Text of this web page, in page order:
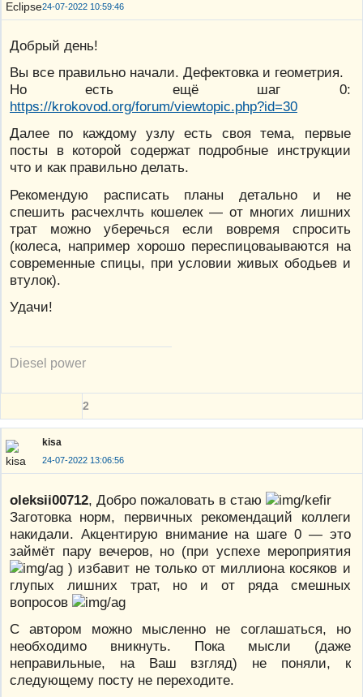
24-07-2022 10:59:46
Добрый день!
Вы все правильно начали. Дефектовка и геометрия.
Но есть ещё шаг 0:
https://krokovod.org/forum/viewtopic.php?id=30
Далее по каждому узлу есть своя тема, первые
посты в которой содержат подробные инструкции
что и как правильно делать.
Рекомендую расписать планы детально и не
спешить расчехлчть кошелек — от многих лишних
трат можно уберечься если вовремя спросить
(колеса, например хорошо переспицоваываются на
современные спицы, при условии живых ободьев и
втулок).
Удачи!
Diesel power
2
kisa
24-07-2022 13:06:56
oleksii00712, Добро пожаловать в стаю
Заготовка норм, первичных рекомендаций коллеги
накидали. Акцентирую внимание на шаге 0 — это
займёт пару вечеров, но (при успехе мероприятия
) избавит не только от миллиона косяков и
глупых лишних трат, но и от ряда смешных
вопросов
С автором можно мысленно не соглашаться, но
необходимо вникнуть. Пока мысли (даже
неправильные, на Ваш взгляд) не поняли, к
следующему посту не переходите.